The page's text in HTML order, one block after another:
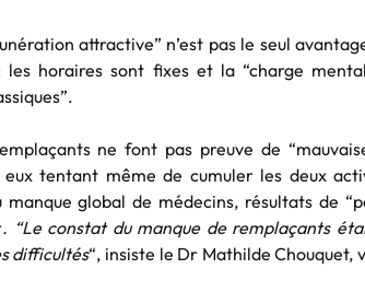
attractive” n’est pas le seul
les horaires sont fixes et la “charge
ne font pas preuve de
eux tentant même de cumuler les deux
manque global de médecins, résultats de
. “Le constat du manque de remplaçants
difficultés“, insiste le Dr Mathilde